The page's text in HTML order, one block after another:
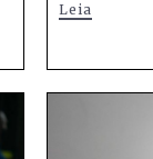
Leia